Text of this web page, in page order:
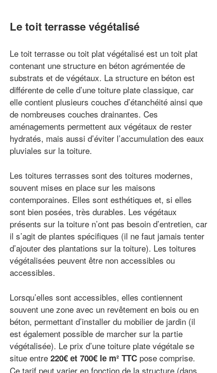
Le toit terrasse végétalisé
Le toit terrasse ou toit plat végétalisé est un toit plat
contenant une structure en béton agrémentée de
substrats et de végétaux. La structure en béton est
différente de celle d’une toiture plate classique, car
elle contient plusieurs couches d’étanchéité ainsi que
de nombreuses couches drainantes. Ces
aménagements permettent aux végétaux de rester
hydratés, mais aussi d’éviter l’accumulation des eaux
pluviales sur la toiture.
Les toitures terrasses sont des toitures modernes,
souvent mises en place sur les maisons
contemporaines. Elles sont esthétiques et, si elles
sont bien posées, très durables. Les végétaux
présents sur la toiture n’ont pas besoin d’entretien, car
il s’agit de plantes spécifiques (il ne faut jamais tenter
d’ajouter des plantations sur la toiture). Les toitures
végétalisées peuvent être non accessibles ou
accessibles.
Lorsqu’elles sont accessibles, elles contiennent
souvent une zone avec un revêtement en bois ou en
béton, permettant d’installer du mobilier de jardin (il
est également possible de marcher sur la partie
végétalisée). Le prix d’une toiture plate végétale se
situe entre 220€ et 700€ le m² TTC pose comprise.
Ce tarif peut varier en fonction de la structure (dans